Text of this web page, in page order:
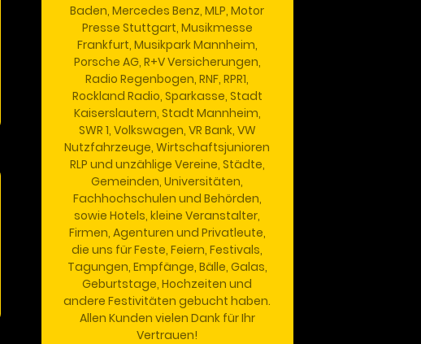
Baden, Mercedes Benz, MLP, Motor
Presse Stuttgart, Musikmesse
Frankfurt, Musikpark Mannheim,
Porsche AG, R+V Versicherungen,
Radio Regenbogen, RNF, RPR1,
Rockland Radio, Sparkasse, Stadt
Kaiserslautern, Stadt Mannheim,
SWR 1, Volkswagen, VR Bank, VW
Nutzfahrzeuge, Wirtschaftsjunioren
RLP und unzählige Vereine, Städte,
Gemeinden, Universitäten,
Fachhochschulen und Behörden,
sowie Hotels, kleine Veranstalter,
Firmen, Agenturen und Privatleute,
die uns für Feste, Feiern, Festivals,
Tagungen, Empfänge, Bälle, Galas,
Geburtstage, Hochzeiten und
andere Festivitäten gebucht haben.
Allen Kunden vielen Dank für Ihr
Vertrauen!